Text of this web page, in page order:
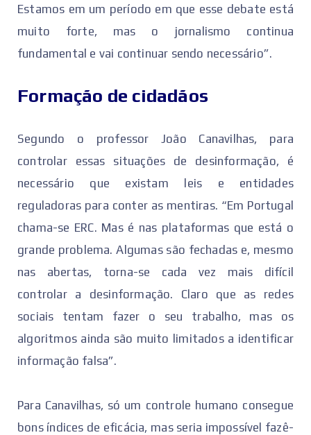
Estamos em um período em que esse debate está
muito forte, mas o jornalismo continua
fundamental e vai continuar sendo necessário”.
Formação de cidadãos
Segundo o professor João Canavilhas, para
controlar essas situações de desinformação, é
necessário que existam leis e entidades
reguladoras para conter as mentiras. “Em Portugal
chama-se ERC. Mas é nas plataformas que está o
grande problema. Algumas são fechadas e, mesmo
nas abertas, torna-se cada vez mais difícil
controlar a desinformação. Claro que as redes
sociais tentam fazer o seu trabalho, mas os
algoritmos ainda são muito limitados a identificar
informação falsa”.
Para Canavilhas, só um controle humano consegue
bons índices de eficácia, mas seria impossível fazê-